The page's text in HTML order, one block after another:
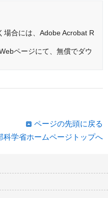
場合には、Adobe Acrobat R
ページにて、無償でダウ
ページの先頭に戻る
科学省ホームページトップへ